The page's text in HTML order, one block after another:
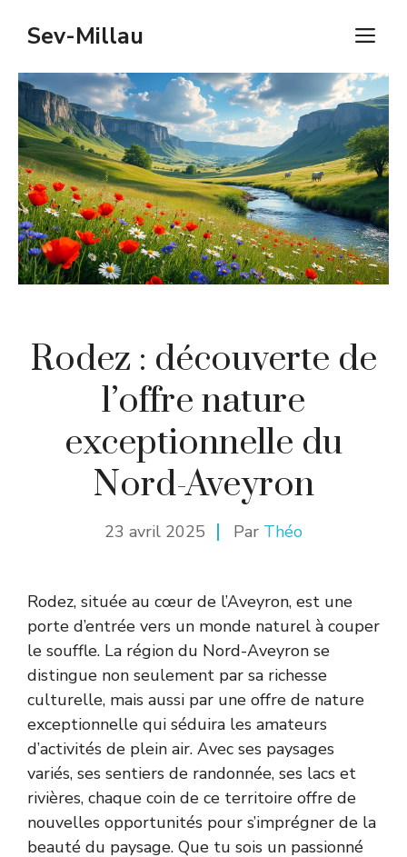
Sev-Millau
Rodez : découverte de
l’offre nature
exceptionnelle du
Nord-Aveyron
23 avril 2025 Par Théo
Rodez, située au cœur de l’Aveyron, est une
porte d’entrée vers un monde naturel à couper
le souffle. La région du Nord-Aveyron se
distingue non seulement par sa richesse
culturelle, mais aussi par une offre de nature
exceptionnelle qui séduira les amateurs
d’activités de plein air. Avec ses paysages
variés, ses sentiers de randonnée, ses lacs et
rivières, chaque coin de ce territoire offre de
nouvelles opportunités pour s’imprégner de la
beauté du paysage. Que tu sois un passionné